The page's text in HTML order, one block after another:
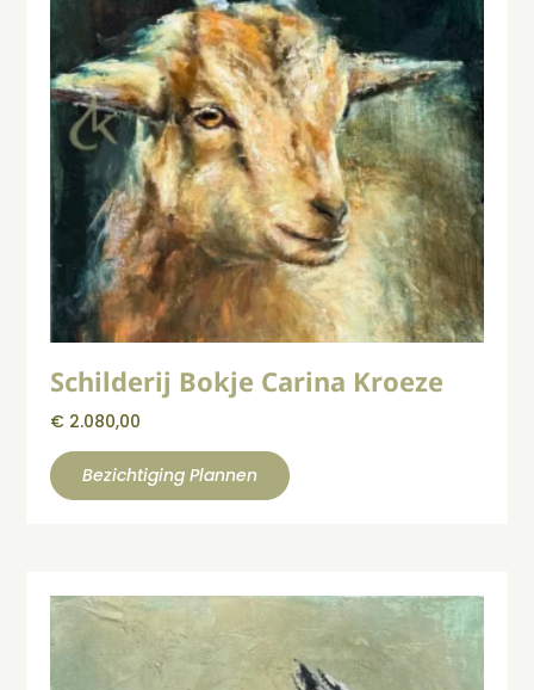
Schilderij Bokje Carina Kroeze
€ 2.080,00
Bezichtiging Plannen